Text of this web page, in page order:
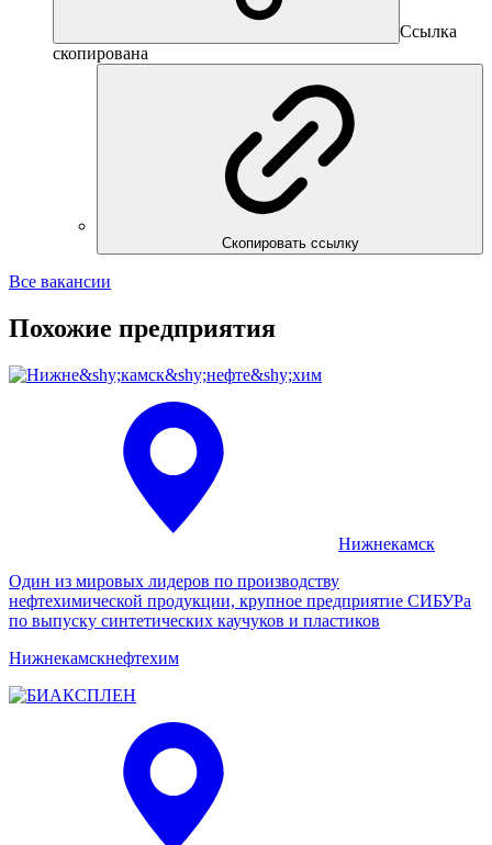
Ссылка
скопирована
Скопировать ссылку
Все вакансии
Похожие предприятия
Нижнекамск
Один из мировых лидеров по производству
нефтехимической продукции, крупное предприятие СИБУРа
по выпуску синтетических каучуков и пластиков
Нижне­камск­нефте­хим